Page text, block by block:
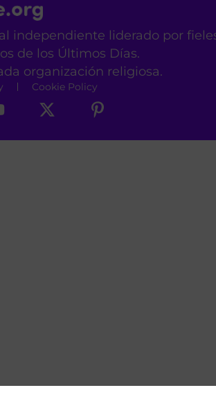
independiente liderado por
de los Últimos Días.
organización religiosa.
Cookie Policy